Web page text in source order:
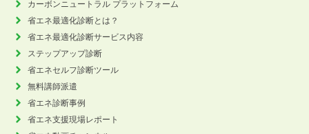
カーボンニュートラル プラットフォーム
省エネ最適化診断とは？
省エネ最適化診断サービス内容
ステップアップ診断
省エネセルフ診断ツール
無料講師派遣
省エネ診断事例
省エネ支援現場レポート